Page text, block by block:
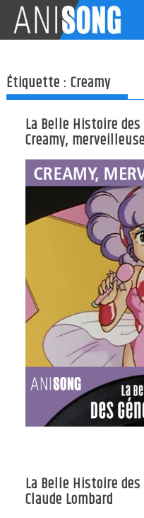
content
Étiquette :Creamy
La Belle Histoire des
Creamy,
La Belle Histoire
Claude Lombard